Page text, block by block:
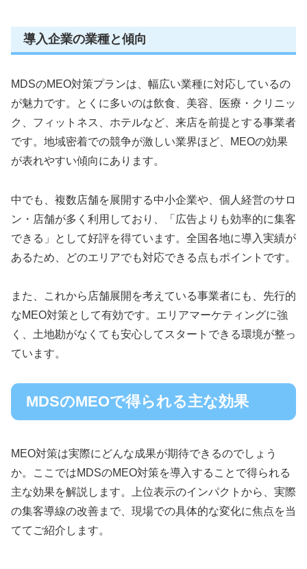
導入企業の業種と傾向
MDSのMEO対策プランは、幅広い業種に対応しているの
が魅力です。とくに多いのは飲食、美容、医療・クリニッ
ク、フィットネス、ホテルなど、来店を前提とする事業者
です。地域密着での競争が激しい業界ほど、MEOの効果
が表れやすい傾向にあります。
中でも、複数店舗を展開する中小企業や、個人経営のサロ
ン・店舗が多く利用しており、「広告よりも効率的に集客
できる」として好評を得ています。全国各地に導入実績が
あるため、どのエリアでも対応できる点もポイントです。
また、これから店舗展開を考えている事業者にも、先行的
なMEO対策として有効です。エリアマーケティングに強
く、土地勘がなくても安心してスタートできる環境が整っ
ています。
MDSのMEOで得られる主な効果
MEO対策は実際にどんな成果が期待できるのでしょう
か。ここではMDSのMEO対策を導入することで得られる
主な効果を解説します。上位表示のインパクトから、実際
の集客導線の改善まで、現場での具体的な変化に焦点を当
ててご紹介します。